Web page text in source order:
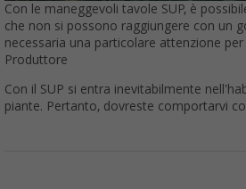
Con le maneggevoli tavole SUP, è
che non si possono raggiungere con un
necessaria una particolare attenzione
Produttore
Con il SUP si entra inevitabilmente
piante. Pertanto, dovreste comportarvi